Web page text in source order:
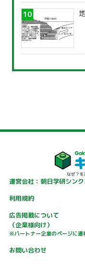
運営会社：朝日学研シン
利用規約
広告掲載について
（企業様向け）
※パートナー企業のページに遷
お問い合わせ